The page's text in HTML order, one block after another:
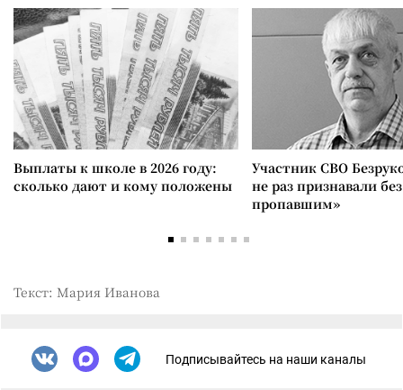
Выплаты к школе в 2026 году:
сколько дают и кому положены
Участник СВО
не раз признавали
пропавшим»
Текст: Мария Иванова
Подписывайтесь на наши каналы